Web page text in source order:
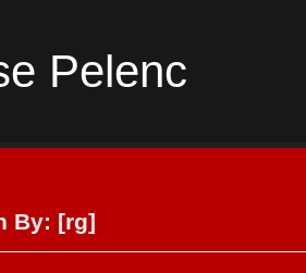
Pelenc
By: [rg]